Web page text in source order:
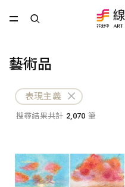
藝術品
表現主義
搜尋結果共計 2,070 筆